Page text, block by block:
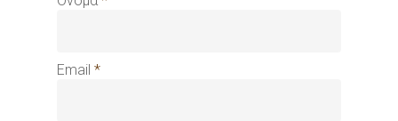
Email *